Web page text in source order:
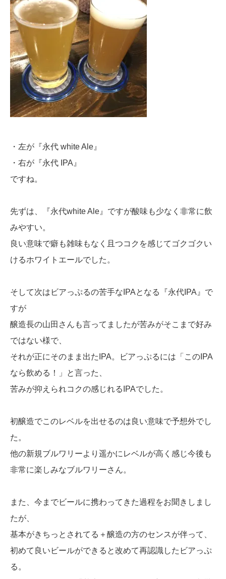
・左が『永代 white Ale』
・右が『永代 IPA』
ですね。
先ずは、『永代white Ale』ですが酸味も少なく非常に飲
みやすい。
良い意味で癖も雑味もなく且つコクを感じてゴクゴクい
けるホワイトエールでした。
そして次はビアっぷるの苦手なIPAとなる『永代IPA』で
すが
醸造長の山田さんも言ってましたが苦みがそこまで好み
ではない様で、
それが正にそのまま出たIPA。ビアっぷるには「このIPA
なら飲める！」と言った、
苦みが抑えられコクの感じれるIPAでした。
初醸造でこのレベルを出せるのは良い意味で予想外でし
た。
他の新規ブルワリーより遥かにレベルが高く感じ今後も
非常に楽しみなブルワリーさん。
また、今までビールに携わってきた過程をお聞きしまし
たが、
基本がきちっとされてる＋醸造の方のセンスが伴って、
初めて良いビールができると改めて再認識したビアっぷ
る。